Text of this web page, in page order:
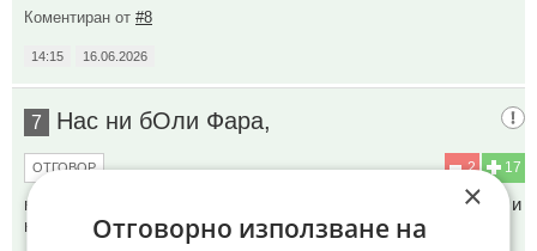
Коментиран от #8
14:15 16.06.2026
7 Нас ни бОли Фара,
17
2
ОТГОВОР
ние сме в Клуба на Богатите и Райската градина на Борел и
нас ни пази еврото и НАТО.
×
Отговорно използване на